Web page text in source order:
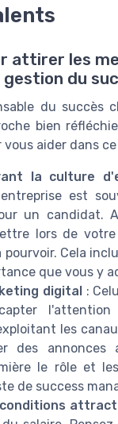
attirer les
du
du succès
bien
aider dans ce
la culture
est
un candidat.
lors de votre
pourvoir. Cela
que vous y
digital:
l'attention
les
des annonces
le rôle et
de success